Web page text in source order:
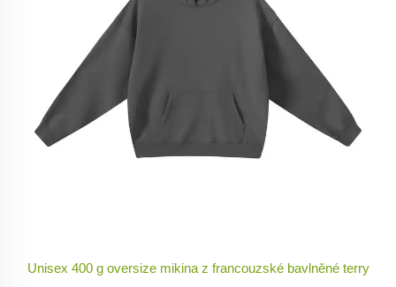
Unisex 400 g oversize mikina z francouzské bavlněné terry